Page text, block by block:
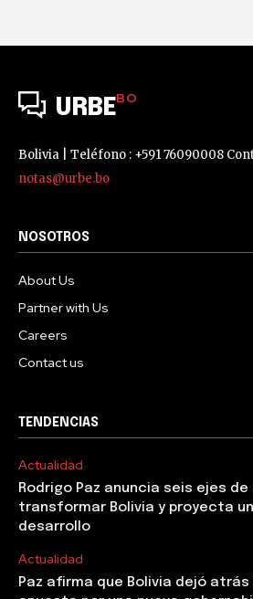
URBEBO
Bolivia | Teléfono : +591 76090008
notas@urbe.bo
NOSOTROS
About Us
Partner with Us
Careers
Contact us
TENDENCIAS
Actualidad
Rodrigo Paz anuncia seis ejes
transformar Bolivia y proyecta
desarrollo
Actualidad
Paz afirma que Bolivia dejó atrás